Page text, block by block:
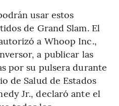
usar estos
de Grand Slam. El
a Whoop Inc.,
a publicar las
por su pulsera durante
de Salud de Estados
Jr., declaró ante el